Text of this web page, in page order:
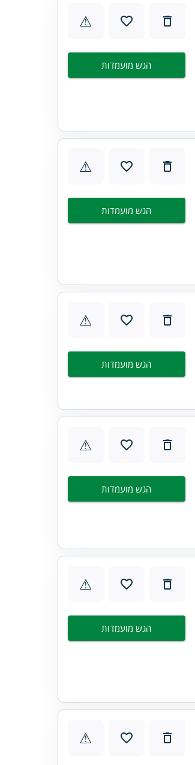
⚠
הגש מועמדות
⚠
הגש מועמדות
⚠
הגש מועמדות
⚠
הגש מועמדות
⚠
הגש מועמדות
⚠